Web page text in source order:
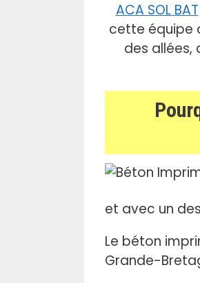
ACA SOL BAT
cette équipe
des allées,
et avec un
Le béton
Grande-